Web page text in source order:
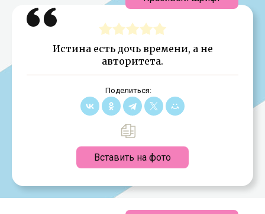
Истина есть дочь времени, а не
авторитета.
Поделиться:
Вставить на фото